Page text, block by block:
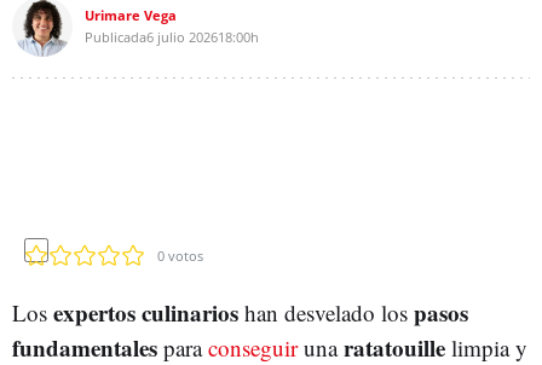
Urimare Vega
Publicada6 julio 202618:00h
0 votos
Los expertos culinarios han desvelado los pasos
fundamentales paraconseguirunaratatouille limpia y